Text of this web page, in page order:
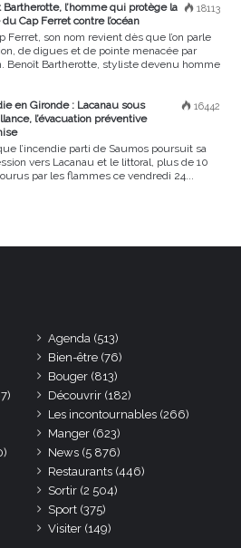
18113
Bartherotte, l’homme qui protège la
Cap Ferret contre l’océan
Ferret, son nom revient dès que l’on parle
de digues et de pointe menacée par
Benoît Bartherotte, styliste devenu homme
16442
en Gironde : Lacanau sous
l’évacuation préventive
l’incendie parti de Saumos poursuit sa
vers Lacanau et le littoral, plus de 10
par les flammes ce vendredi 24...
Agenda (513)
Bien-être (76)
Bouger (813)
Découvrir (182)
Les incontournables (266)
Manger (623)
News (5 876)
Restaurants (446)
Sortir (2 504)
Sport (375)
Visiter (149)